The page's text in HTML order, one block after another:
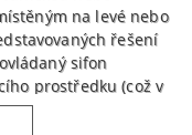
na levé nebo
řešení
sifon
prostředku (což v
na minimální šířku